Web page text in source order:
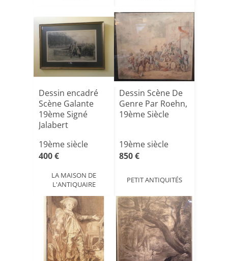
Dessin encadré
Scène Galante
19ème Signé
Jalabert
19ème siècle
400 €
LA MAISON DE
L'ANTIQUAIRE
Dessin Scène De
Genre Par Roehn,
19ème Siècle
19ème siècle
850 €
PETIT ANTIQUITÉS